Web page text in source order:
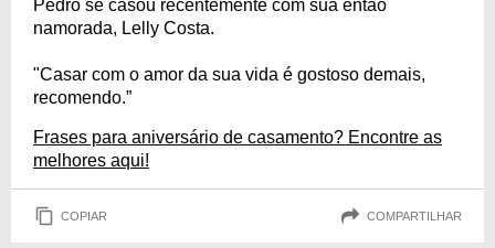
Pedro se casou recentemente com sua então
namorada, Lelly Costa.
"Casar com o amor da sua vida é gostoso demais,
recomendo.”
Frases para aniversário de casamento? Encontre as
melhores aqui!
COPIAR COMPARTILHAR